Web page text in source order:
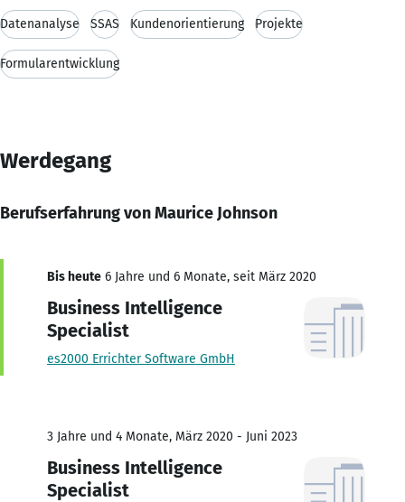
Datenanalyse SSAS Kundenorientierung Projekte
Formularentwicklung
Werdegang
Berufserfahrung von Maurice Johnson
Bis heute 6 Jahre und 6 Monate, seit März 2020
Business Intelligence
Specialist
es2000 Errichter Software GmbH
3 Jahre und 4 Monate, März 2020 - Juni 2023
Business Intelligence
Specialist